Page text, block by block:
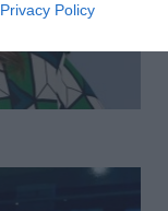
Privacy Policy